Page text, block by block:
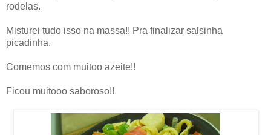
rodelas.
Misturei tudo isso na massa!! Pra finalizar salsinha
picadinha.
Comemos com muitoo azeite!!
Ficou muitooo saboroso!!